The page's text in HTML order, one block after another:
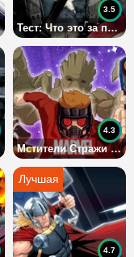
Тест: Что это за персонаж из мира Мстителей?
3.5
Мстители Стражи галактики охота за реликвиями
4.3
4.7